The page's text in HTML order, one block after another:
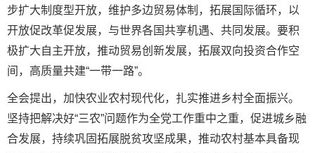
步扩大制度型开放，维护多边贸易体制，拓展国际循环，以
开放促改革促发展，与世界各国共享机遇、共同发展。要积
极扩大自主开放，推动贸易创新发展，拓展双向投资合作空
间，高质量共建“一带一路”。
全会提出，加快农业农村现代化，扎实推进乡村全面振兴。
坚持把解决好“三农”问题作为全党工作重中之重，促进城乡融
合发展，持续巩固拓展脱贫攻坚成果，推动农村基本具备现